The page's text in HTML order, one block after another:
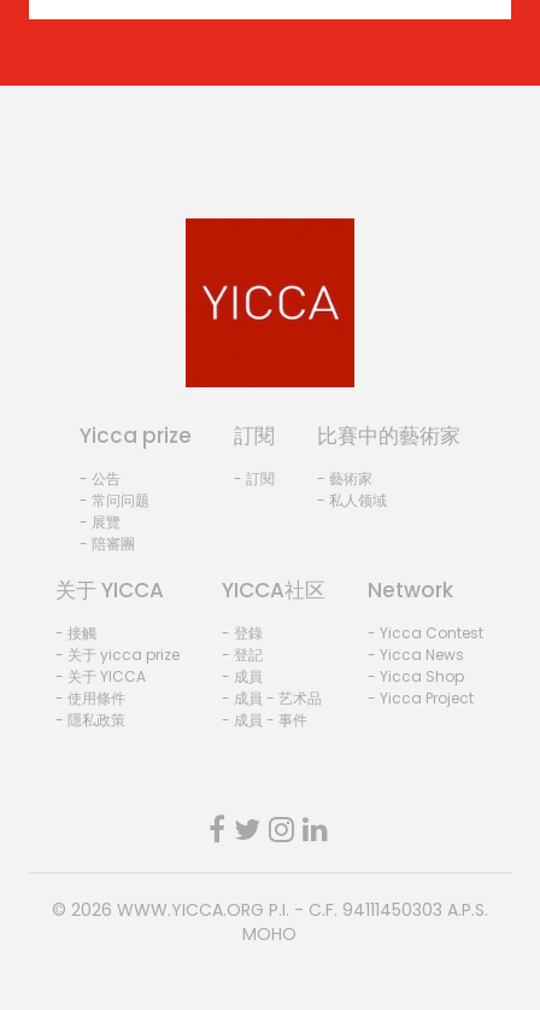
Yicca prize
- 公告
- 常问问题
- 展覽
- 陪審團
訂閱
- 訂閱
比賽中的藝術家
- 藝術家
- 私人领域
关于 YICCA
- 接觸
- 关于 yicca prize
- 关于 YICCA
- 使用條件
- 隱私政策
YICCA社区
- 登錄
- 登記
- 成員
- 成員 - 艺术品
- 成員 - 事件
Network
- Yicca Contest
- Yicca News
- Yicca Shop
- Yicca Project
© 2026 WWW.YICCA.ORG P.I. - C.F. 94111450303 A.P.S.
MOHO